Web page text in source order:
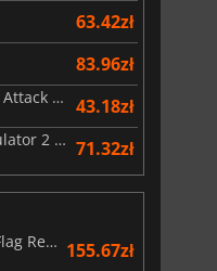
63.42zł
83.96zł
Emergency Call 112 The Attack Squad 43.18zł
Road Maintenance Simulator 2 Winter Services 71.32zł
Assassin's Creed Black Flag Resynced 155.67zł